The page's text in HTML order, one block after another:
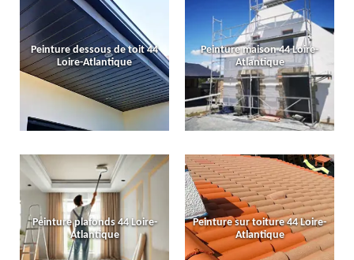
Peinture dessous de toit 44
Loire-Atlantique
Peinture maison 44 Loire-
Atlantique
Peinture plafonds 44 Loire-
Atlantique
Peinture sur toiture 44 Loire-
Atlantique